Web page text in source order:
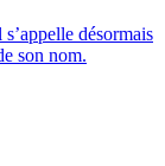
désormais
son nom.